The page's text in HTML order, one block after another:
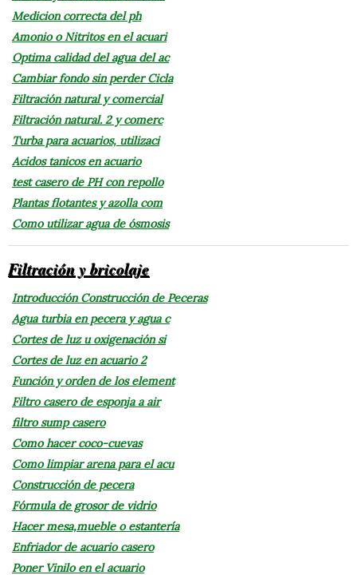
Medicion correcta del ph
Amonio o Nitritos en el acuari
Optima calidad del agua del ac
Cambiar fondo sin perder Cicla
Filtración natural y comercial
Filtración natural. 2 y comerc
Turba para acuarios, utilizaci
Acidos tanicos en acuario
test casero de PH con repollo
Plantas flotantes y azolla com
Como utilizar agua de ósmosis
Filtración y bricolaje
Introducción Construcción de Peceras
Agua turbia en pecera y agua c
Cortes de luz u oxigenación si
Cortes de luz en acuario 2
Función y orden de los element
Filtro casero de esponja a air
filtro sump casero
Como hacer coco-cuevas
Como limpiar arena para el acu
Construcción de pecera
Fórmula de grosor de vidrio
Hacer mesa,mueble o estantería
Enfriador de acuario casero
Poner Vinilo en el acuario